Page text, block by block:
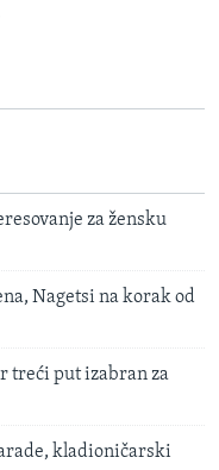
za žensku
Nagetsi na korak od
treći put izabran za
kladioničarski